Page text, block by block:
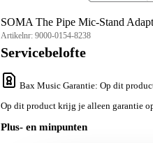
SOMA The Pipe Mic-Stand
Artikelnr: 9000-0154-8238
Servicebelofte
Bax Music Garantie: Op dit
Op dit product krijg je alleen garantie
Plus- en minpunten